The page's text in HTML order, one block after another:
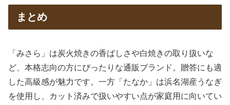
まとめ
「みさら」は炭火焼きの香ばしさや白焼きの取り扱いな
ど、本格志向の方にぴったりな通販ブランド。贈答にも適
した高級感が魅力です。一方「たなか」は浜名湖産うなぎ
を使用し、カット済みで扱いやすい点が家庭用に向いてい